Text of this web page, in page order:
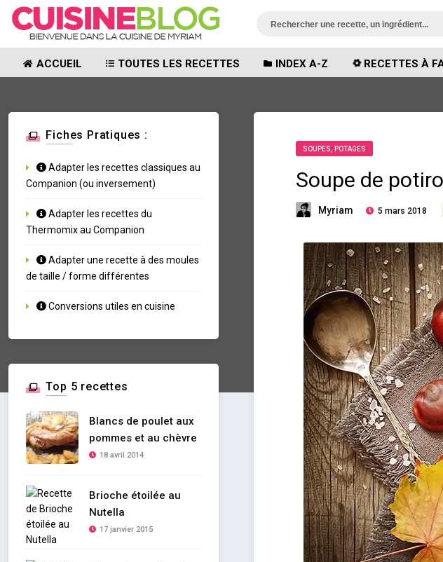
ACCUEIL TOUTES LES RECETTES INDEX A-Z RECETTES À
SOUPES, POTAGES
Soupe de
Myriam 5 mars 2018
Fiches Pratiques :
Adapter les recettes classiques au
Companion (ou inversement)
Adapter les recettes du
Thermomix au Companion
Adapter une recette à des moules
de taille / forme différentes
Conversions utiles en cuisine
Top 5 recettes
Blancs de poulet aux
pommes et au chèvre
18 avril 2014
Brioche étoilée au
Nutella
17 janvier 2015